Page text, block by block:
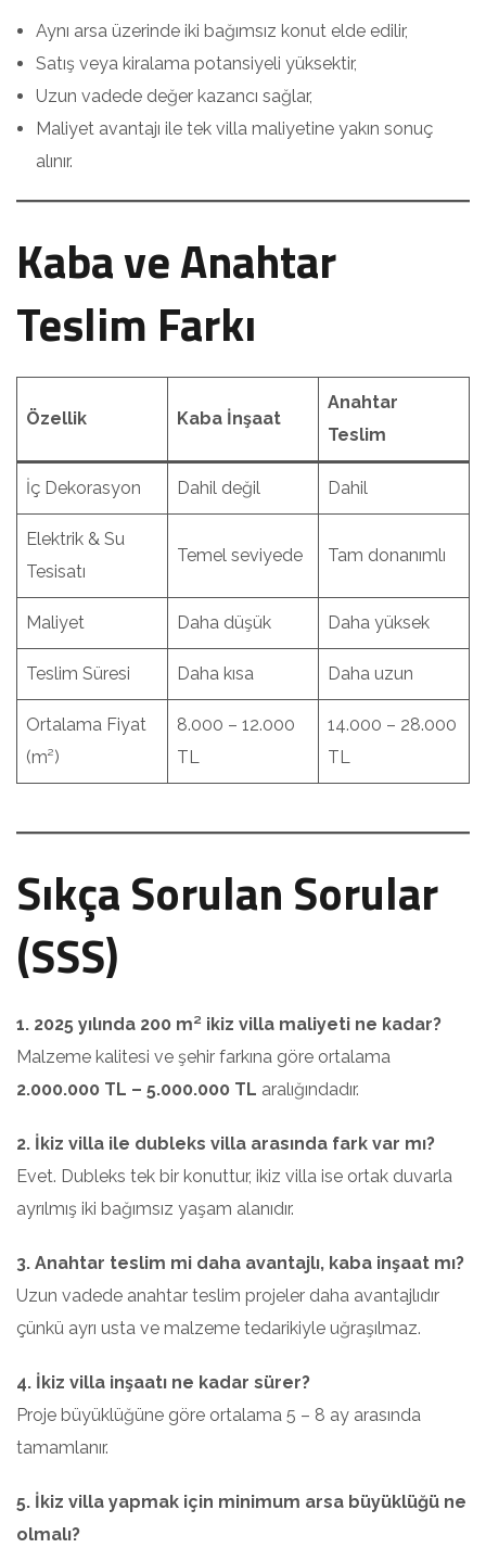
Aynı arsa üzerinde iki bağımsız konut elde edilir,
Satış veya kiralama potansiyeli yüksektir,
Uzun vadede değer kazancı sağlar,
Maliyet avantajı ile tek villa maliyetine yakın sonuç
alınır.
Kaba ve Anahtar
Teslim Farkı
Özellik Kaba İnşaat
Anahtar
Teslim
İç Dekorasyon Dahil değil Dahil
Elektrik & Su
Tesisatı
Temel seviyede Tam donanımlı
Maliyet Daha düşük Daha yüksek
Teslim Süresi Daha kısa Daha uzun
Ortalama Fiyat
(m²)
8.000 – 12.000
TL
14.000 – 28.000
TL
Sıkça Sorulan Sorular
(SSS)
1. 2025 yılında 200 m² ikiz villa maliyeti ne kadar?
Malzeme kalitesi ve şehir farkına göre ortalama
2.000.000 TL – 5.000.000 TL aralığındadır.
2. İkiz villa ile dubleks villa arasında fark var mı?
Evet. Dubleks tek bir konuttur, ikiz villa ise ortak duvarla
ayrılmış iki bağımsız yaşam alanıdır.
3. Anahtar teslim mi daha avantajlı, kaba inşaat mı?
Uzun vadede anahtar teslim projeler daha avantajlıdır
çünkü ayrı usta ve malzeme tedarikiyle uğraşılmaz.
4. İkiz villa inşaatı ne kadar sürer?
Proje büyüklüğüne göre ortalama 5 – 8 ay arasında
tamamlanır.
5. İkiz villa yapmak için minimum arsa büyüklüğü ne
olmalı?